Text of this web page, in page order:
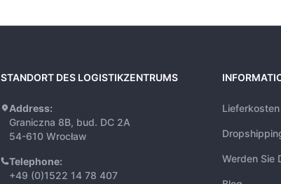
STANDORT DES LOGISTIKZENTRUMS
Address:
Graniczna 8B, bud. DC 2A
54-610 Wrocław
Telephone:
+49 (0)1522 14 78 407
Werden Sie